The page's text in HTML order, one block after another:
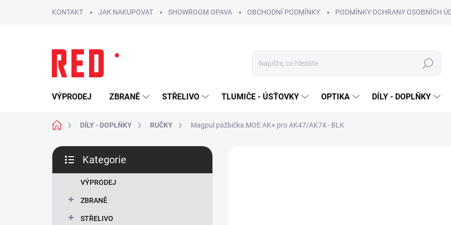
KONTAKT JAK NAKUPOVAT SHOWROOM OPAVA OBCHODNÍ PODMÍNKY PODMÍNKY OCHRANY OSOBNÍCH
Hledat
VÝPRODEJ ZBRANĚ STŘELIVO TLUMIČE - ÚSŤOVKY OPTIKA DÍLY - DOPLŇKY
Domů DÍLY - DOPLŇKY RUČKY Magpul pažbička MOE AK+ pro AK47/AK74 - BLK
P
s
kategorie
Kategorie
VÝPRODEJ
ZBRANĚ
STŘELIVO